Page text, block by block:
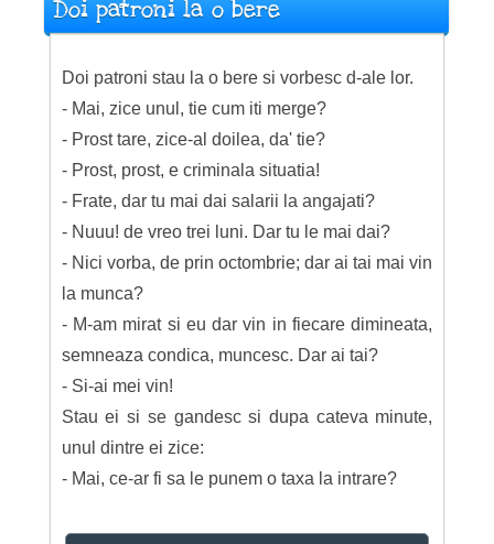
Doi patroni la o bere
Doi patroni stau la o bere si vorbesc d-ale lor.
- Mai, zice unul, tie cum iti merge?
- Prost tare, zice-al doilea, da' tie?
- Prost, prost, e criminala situatia!
- Frate, dar tu mai dai salarii la angajati?
- Nuuu! de vreo trei luni. Dar tu le mai dai?
- Nici vorba, de prin octombrie; dar ai tai mai vin
la munca?
- M-am mirat si eu dar vin in fiecare dimineata,
semneaza condica, muncesc. Dar ai tai?
- Si-ai mei vin!
Stau ei si se gandesc si dupa cateva minute,
unul dintre ei zice:
- Mai, ce-ar fi sa le punem o taxa la intrare?